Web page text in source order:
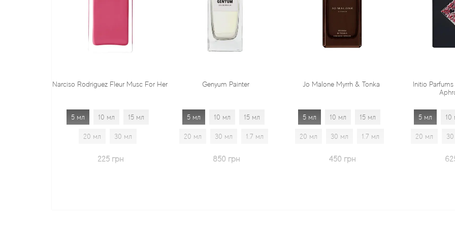
Narciso Rodriguez Fleur Musc For Her
10 мл 15 мл
20 мл 30 мл
225 грн
Genyum Painter
10 мл 15 мл
20 мл 30 мл 1.7 мл
850 грн
Jo Malone Myrrh & Tonka
10 мл 15 мл
20 мл 30 мл 1.7 мл
450 грн
Initio Parfums
10 мл
20 мл 30 мл
625